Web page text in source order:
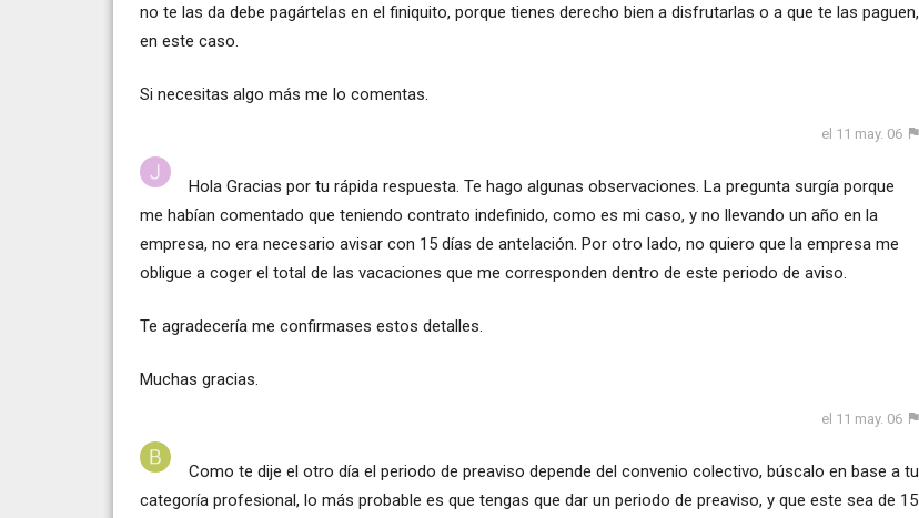
no te las da debe pagártelas en el finiquito, porque tienes derecho bien a disfrutarlas o a que te las paguen,
en este caso.
Si necesitas algo más me lo comentas.
el 11 may. 06
Hola Gracias por tu rápida respuesta. Te hago algunas observaciones. La pregunta surgía porque
me habían comentado que teniendo contrato indefinido, como es mi caso, y no llevando un año en la
empresa, no era necesario avisar con 15 días de antelación. Por otro lado, no quiero que la empresa me
obligue a coger el total de las vacaciones que me corresponden dentro de este periodo de aviso.
Te agradecería me confirmases estos detalles.
Muchas gracias.
el 11 may. 06
Como te dije el otro día el periodo de preaviso depende del convenio colectivo, búscalo en base a tu
categoría profesional, lo más probable es que tengas que dar un periodo de preaviso, y que este sea de 15